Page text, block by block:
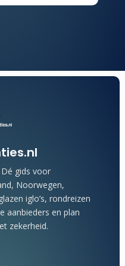
gids voor
Noorwegen,
iglo’s, rondreizen
aanbieders en plan
zekerheid.